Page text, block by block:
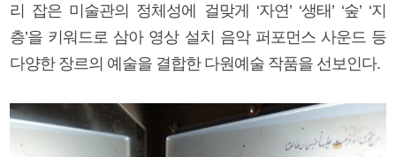
리 잡은 미술관의 정체성에 걸맞게 ‘자연’ ‘생태’ ‘숲’ ‘지
층’을 키워드로 삼아 영상 설치 음악 퍼포먼스 사운드 등
다양한 장르의 예술을 결합한 다원예술 작품을 선보인다.